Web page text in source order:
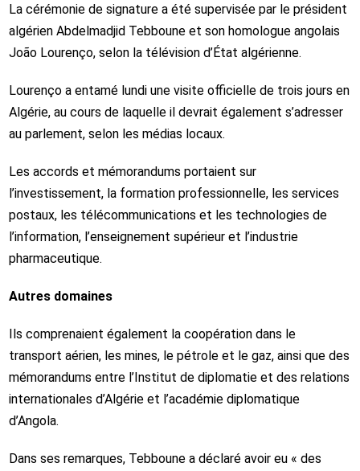
La cérémonie de signature a été supervisée par le président
algérien Abdelmadjid Tebboune et son homologue angolais
João Lourenço, selon la télévision d’État algérienne.
Lourenço a entamé lundi une visite officielle de trois jours en
Algérie, au cours de laquelle il devrait également s’adresser
au parlement, selon les médias locaux.
Les accords et mémorandums portaient sur
l’investissement, la formation professionnelle, les services
postaux, les télécommunications et les technologies de
l’information, l’enseignement supérieur et l’industrie
pharmaceutique.
Autres domaines
Ils comprenaient également la coopération dans le
transport aérien, les mines, le pétrole et le gaz, ainsi que des
mémorandums entre l’Institut de diplomatie et des relations
internationales d’Algérie et l’académie diplomatique
d’Angola.
Dans ses remarques, Tebboune a déclaré avoir eu « des